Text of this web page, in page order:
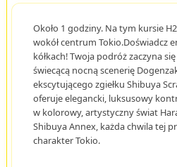
Około 1 godziny. Na tym kursie
wokół centrum Tokio.Doświadcz
kółkach! Twoja podróż zaczyna
świecącą nocną scenerię
ekscytującego zgiełku Shibuya
oferuje elegancki, luksusowy
w kolorowy, artystyczny świat
Shibuya Annex, każda chwila tej
charakter Tokio.